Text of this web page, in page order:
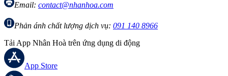
Email: contact@nhanhoa.com
Phản ánh chất lượng dịch vụ: 091 140 8966
Tải App Nhân Hoà trên ứng dụng di động
App Store